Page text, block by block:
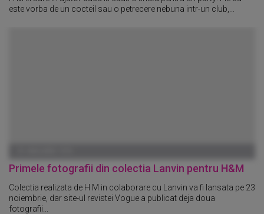
este vorba de un cocteil sau o petrecere nebuna intr-un club,...
Primele fotografii din colectia Lanvin pentru H&M
Colectia realizata de H M in colaborare cu Lanvin va fi lansata pe 23
noiembrie, dar site-ul revistei Vogue a publicat deja doua
fotografii...